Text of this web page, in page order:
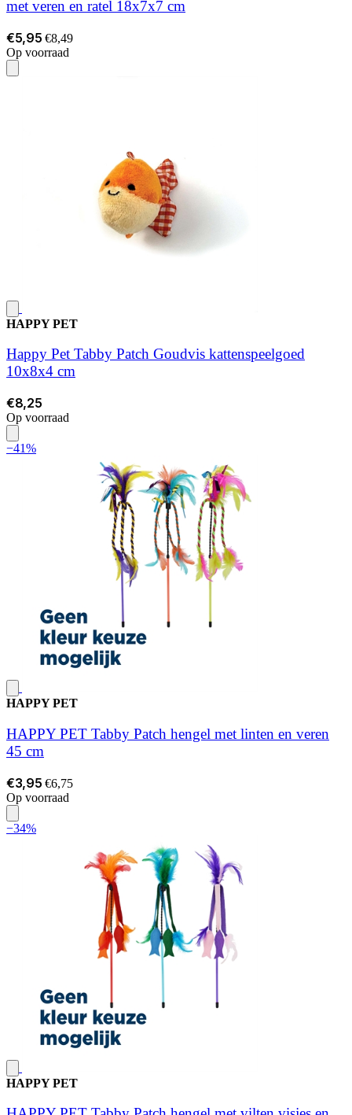
met veren en ratel 18x7x7 cm
€5,95 €8,49
Op voorraad
HAPPY PET
Happy Pet Tabby Patch Goudvis kattenspeelgoed
10x8x4 cm
€8,25
Op voorraad
−41%
HAPPY PET
HAPPY PET Tabby Patch hengel met linten en veren
45 cm
€3,95 €6,75
Op voorraad
−34%
HAPPY PET